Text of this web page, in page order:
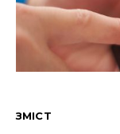
ЗМІСТ